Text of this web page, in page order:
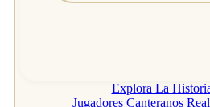
Explora La
Jugadores Canteranos